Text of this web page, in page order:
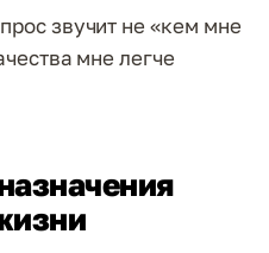
звучит не «кем мне
мне легче